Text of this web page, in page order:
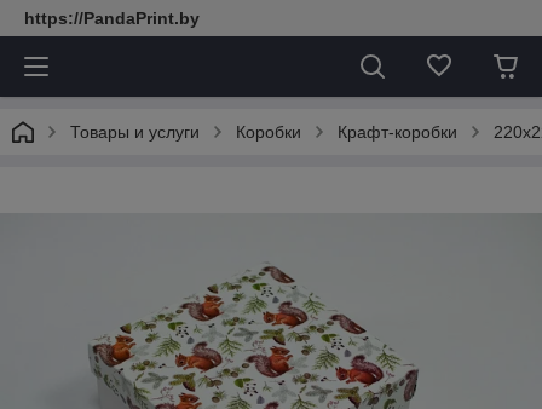
https://PandaPrint.by
Товары и услуги Коробки Крафт-коробки